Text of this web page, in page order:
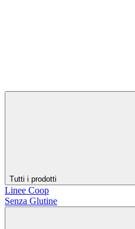
Tutti i prodotti
Linee Coop
Senza Glutine